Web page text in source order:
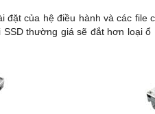
của hệ điều hành và các file
thường giá sẽ đắt hơn loại